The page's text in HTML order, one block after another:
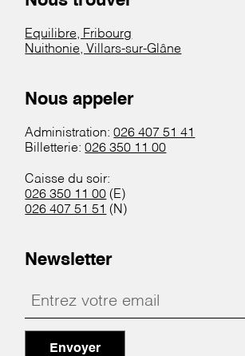
Equilibre, Fribourg
Nuithonie, Villars-sur-Glâne
Nous appeler
Administration:026 407 51 41
Billetterie:026 350 11 00
Caisse du soir:
026 350 11 00 (E)
026 407 51 51 (N)
Newsletter
Envoyer